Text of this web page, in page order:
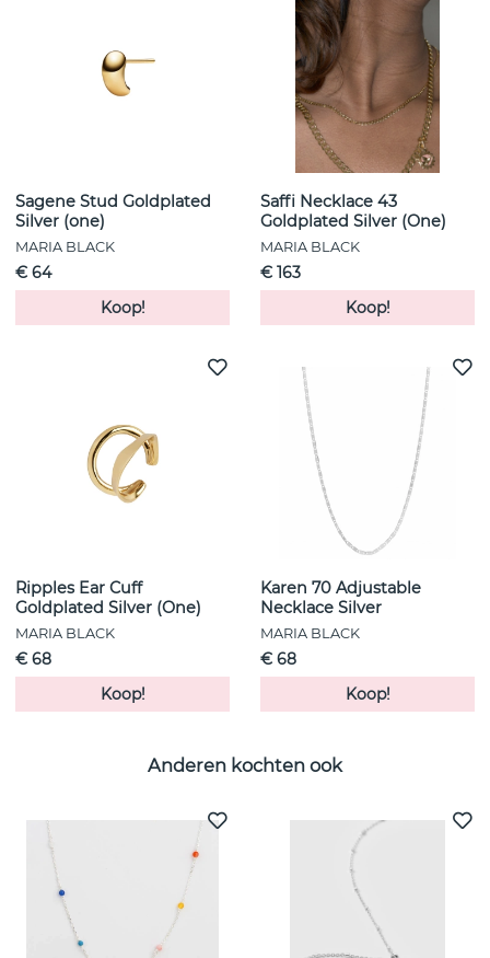
Sagene Stud Goldplated
Silver (one)
MARIA BLACK
€ 64
Koop!
Saffi Necklace 43
Goldplated Silver (One)
MARIA BLACK
€ 163
Koop!
Ripples Ear Cuff
Goldplated Silver (One)
MARIA BLACK
€ 68
Koop!
Karen 70 Adjustable
Necklace Silver
MARIA BLACK
€ 68
Koop!
Anderen kochten ook